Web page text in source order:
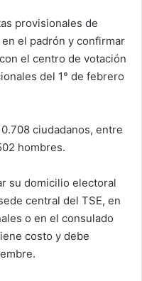
provisionales de
el padrón y confirmar
el centro de votación
del 1° de febrero
ciudadanos, entre
hombres.
su domicilio electoral
central del TSE, en
o en el consulado
costo y debe